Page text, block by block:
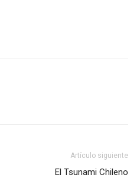
Artículo siguiente
El Tsunami Chileno